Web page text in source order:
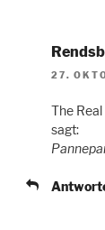
27.
The
sagt: